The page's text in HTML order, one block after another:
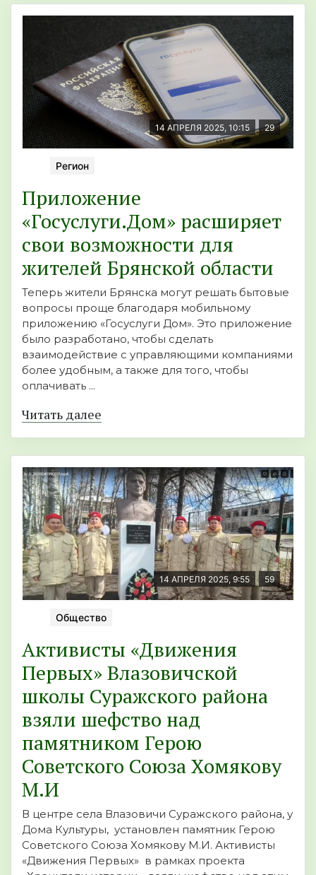
14 АПРЕЛЯ 2025, 10:15 29
Регион
Приложение
«Госуслуги.Дом» расширяет
свои возможности для
жителей Брянской области
Теперь жители Брянска могут решать бытовые
вопросы проще благодаря мобильному
приложению «Госуслуги Дом». Это приложение
было разработано, чтобы сделать
взаимодействие с управляющими компаниями
более удобным, а также для того, чтобы
оплачивать ...
Читать далее
14 АПРЕЛЯ 2025, 9:55 59
Общество
Активисты «Движения
Первых» Влазовичской
школы Суражского района
взяли шефство над
памятником Герою
Советского Союза Хомякову
М.И
В центре села Влазовичи Суражского района, у
Дома Культуры, установлен памятник Герою
Советского Союза Хомякову М.И. Активисты
«Движения Первых» в рамках проекта